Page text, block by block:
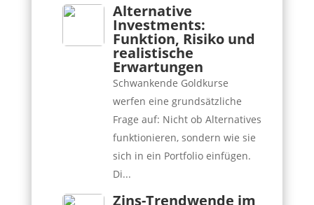
Alternative
Investments:
Funktion, Risiko und
realistische
Erwartungen
Schwankende Goldkurse
werfen eine grundsätzliche
Frage auf: Nicht ob Alternatives
funktionieren, sondern wie sie
sich in ein Portfolio einfügen.
Di...
Zins-Trendwende im